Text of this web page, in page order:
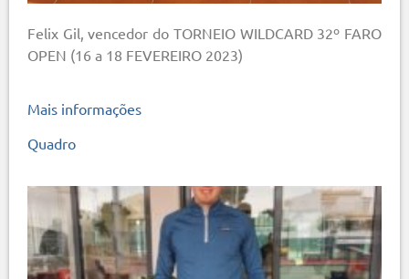
Felix Gil, vencedor do TORNEIO WILDCARD 32º FARO
OPEN (16 a 18 FEVEREIRO 2023)
Mais informações
Quadro